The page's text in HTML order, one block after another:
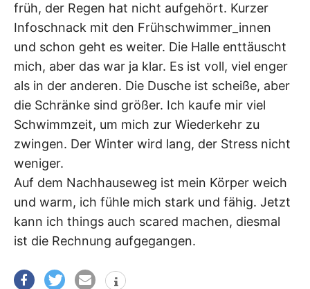
früh, der Regen hat nicht aufgehört. Kurzer
Infoschnack mit den Frühschwimmer_innen
und schon geht es weiter. Die Halle enttäuscht
mich, aber das war ja klar. Es ist voll, viel enger
als in der anderen. Die Dusche ist scheiße, aber
die Schränke sind größer. Ich kaufe mir viel
Schwimmzeit, um mich zur Wiederkehr zu
zwingen. Der Winter wird lang, der Stress nicht
weniger.
Auf dem Nachhauseweg ist mein Körper weich
und warm, ich fühle mich stark und fähig. Jetzt
kann ich things auch scared machen, diesmal
ist die Rechnung aufgegangen.